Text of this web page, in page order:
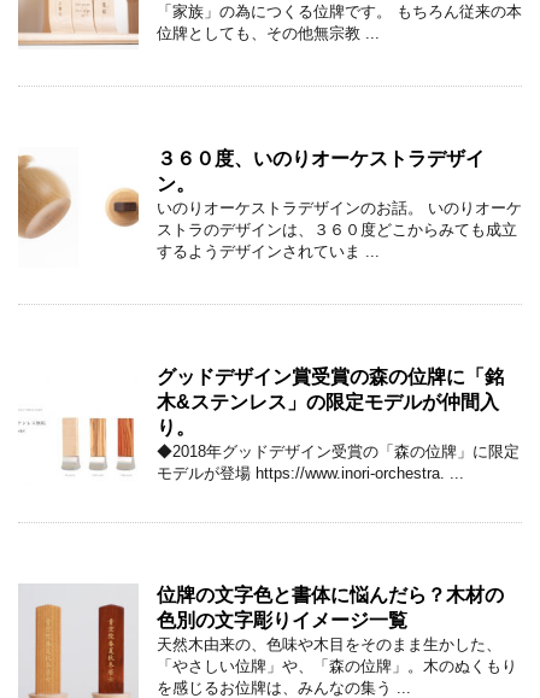
「家族」の為につくる位牌です。 もちろん従来の本
位牌としても、その他無宗教 ...
３６０度、いのりオーケストラデザイ
ン。
いのりオーケストラデザインのお話。 いのりオーケ
ストラのデザインは、３６０度どこからみても成立
するようデザインされていま ...
グッドデザイン賞受賞の森の位牌に「銘
木&ステンレス」の限定モデルが仲間入
り。
◆2018年グッドデザイン受賞の「森の位牌」に限定
モデルが登場 https://www.inori-orchestra. ...
位牌の文字色と書体に悩んだら？木材の
色別の文字彫りイメージ一覧
天然木由来の、色味や木目をそのまま生かした、
「やさしい位牌」や、「森の位牌」。木のぬくもり
を感じるお位牌は、みんなの集う ...